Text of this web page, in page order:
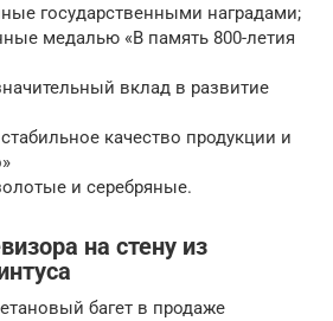
государственными наградами;
медалью «В память 800-летия
вклад в развитие
качество продукции и
и серебряные.
на стену из
багет в продаже